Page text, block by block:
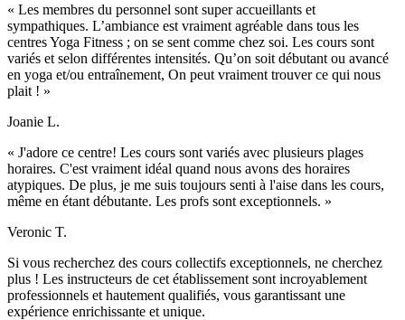
« Les membres du personnel sont super accueillants et
sympathiques. L’ambiance est vraiment agréable dans tous les
centres Yoga Fitness ; on se sent comme chez soi. Les cours sont
variés et selon différentes intensités. Qu’on soit débutant ou avancé
en yoga et/ou entraînement, On peut vraiment trouver ce qui nous
plait ! »
Joanie L.
« J'adore ce centre! Les cours sont variés avec plusieurs plages
horaires. C'est vraiment idéal quand nous avons des horaires
atypiques. De plus, je me suis toujours senti à l'aise dans les cours,
même en étant débutante. Les profs sont exceptionnels. »
Veronic T.
Si vous recherchez des cours collectifs exceptionnels, ne cherchez
plus ! Les instructeurs de cet établissement sont incroyablement
professionnels et hautement qualifiés, vous garantissant une
expérience enrichissante et unique.